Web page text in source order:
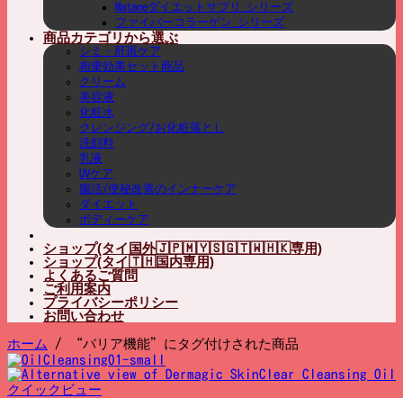
Mataneダイエットサプリ_シリーズ
ファイバーコラーゲン_シリーズ
商品カテゴリから選ぶ
シミ・肝斑ケア
相乗効果セット商品
クリーム
美容液
化粧水
クレンジング/お化粧落とし
洗顔料
乳液
UVケア
腸活/便秘改善のインナーケア
ダイエット
ボディーケア
ショップ(タイ国外🇯🇵🇲🇾🇸🇬🇹🇼🇭🇰専用)
ショップ(タイ🇹🇭国内専用)
よくあるご質問
ご利用案内
プライバシーポリシー
お問い合わせ
ホーム / “バリア機能”にタグ付けされた商品
クイックビュー